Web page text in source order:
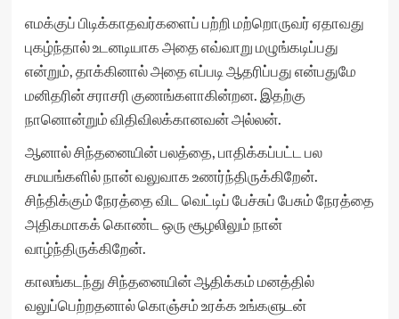
எமக்குப் பிடிக்காதவர்களைப் பற்றி மற்றொருவர் ஏதாவது
புகழ்ந்தால் உடனடியாக அதை எவ்வாறு மழுங்கடிப்பது
என்றும், தாக்கினால் அதை எப்படி ஆதரிப்பது என்பதுமே
மனிதரின் சராசரி குணங்களாகின்றன. இதற்கு
நானொன்றும் விதிவிலக்கானவன் அல்லன்.
ஆனால் சிந்தனையின் பலத்தை, பாதிக்கப்பட்ட பல
சமயங்களில் நான் வலுவாக உணர்ந்திருக்கிறேன்.
சிந்திக்கும் நேரத்தை விட வெட்டிப் பேச்சுப் பேசும் நேரத்தை
அதிகமாகக் கொண்ட ஒரு சூழலிலும் நான்
வாழ்ந்திருக்கிறேன்.
காலங்கடந்து சிந்தனையின் ஆதிக்கம் மனத்தில்
வலுப்பெற்றதனால் கொஞ்சம் உரக்க உங்களுடன்